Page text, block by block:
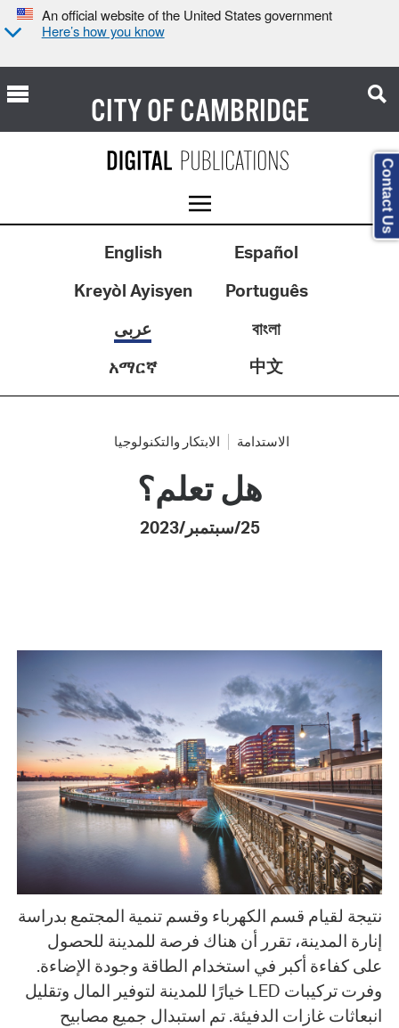
An official website of the United States government
Here’s how you know
CITY OFCAMBRIDGE
English
Español
Kreyòl Ayisyen
Português
عربى
বাংলা
አማርኛ
中文
الاستدامة الابتكار والتكنولوجيا
هل تعلم؟
25/سبتمبر/2023
نتيجة لقيام قسم الكهرباء وقسم تنمية المجتمع بدراسة
إنارة المدينة، تقرر أن هناك فرصة للمدينة للحصول
على كفاءة أكبر في استخدام الطاقة وجودة الإضاءة.
وفرت تركيبات LED خيارًا للمدينة لتوفير المال وتقليل
انبعاثات غازات الدفيئة. تم استبدال جميع مصابيح
Contact Us